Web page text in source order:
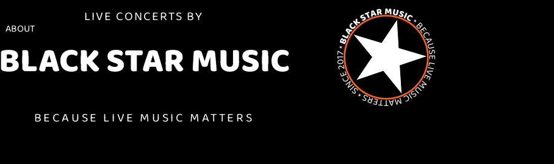
ABOUT
LIVE CONCERTS BY
BLACK STAR MUSIC
BECAUSE LIVE MUSIC MATTERS